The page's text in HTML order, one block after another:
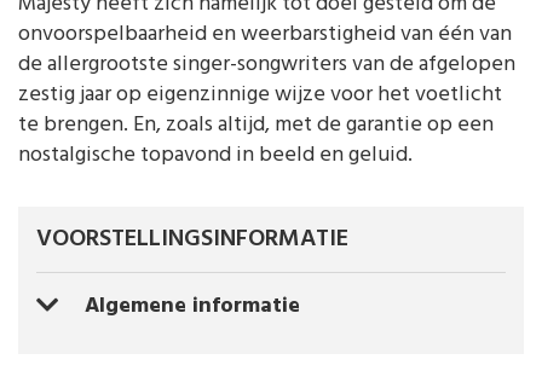
onvoorspelbaarheid en weerbarstigheid van één van
de allergrootste singer-songwriters van de afgelopen
zestig jaar op eigenzinnige wijze voor het voetlicht
te brengen. En, zoals altijd, met de garantie op een
nostalgische topavond in beeld en geluid.
VOORSTELLINGSINFORMATIE
Algemene informatie